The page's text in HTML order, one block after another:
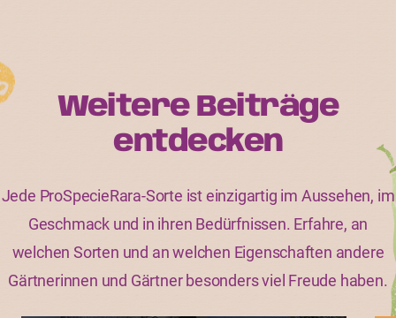
Weitere Beiträge
entdecken
Jede ProSpecieRara-Sorte ist einzigartig im Aussehen, im
Geschmack und in ihren Bedürfnissen. Erfahre, an
welchen Sorten und an welchen Eigenschaften andere
Gärtnerinnen und Gärtner besonders viel Freude haben.